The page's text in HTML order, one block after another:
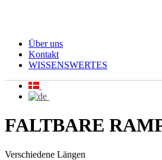
Über uns
Kontakt
WISSENSWERTES
FALTBARE
Verschiedene Längen